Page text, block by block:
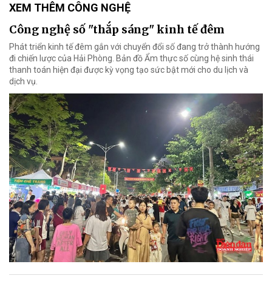
XEM THÊM CÔNG NGHỆ
Công nghệ số "thắp sáng" kinh tế đêm
Phát triển kinh tế đêm gắn với chuyển đổi số đang trở thành hướng
đi chiến lược của Hải Phòng. Bản đồ Ẩm thực số cùng hệ sinh thái
thanh toán hiện đại được kỳ vọng tạo sức bật mới cho du lịch và
dịch vụ.